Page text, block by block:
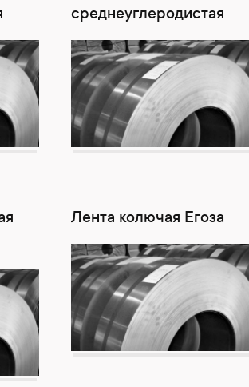
среднеуглеродистая
Лента колючая Егоза